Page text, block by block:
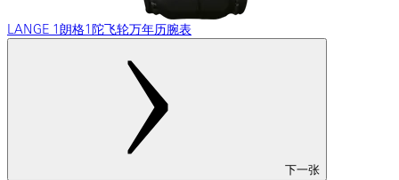
LANGE 1朗格1陀飞轮万年历腕表
下一张